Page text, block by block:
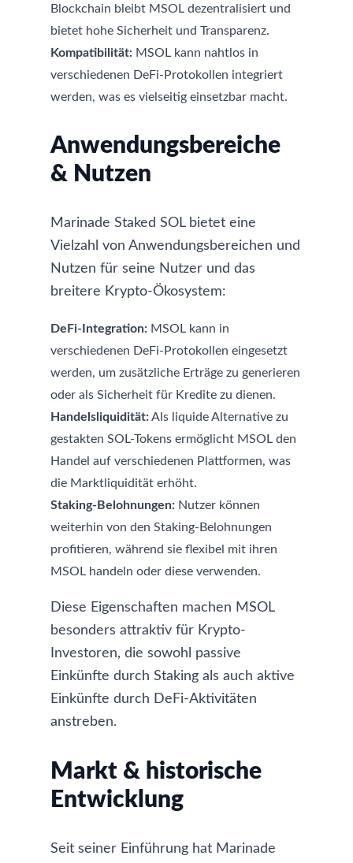
Blockchain bleibt MSOL dezentralisiert und
bietet hohe Sicherheit und Transparenz.
Kompatibilität: MSOL kann nahtlos in
verschiedenen DeFi-Protokollen integriert
werden, was es vielseitig einsetzbar macht.
Anwendungsbereiche
& Nutzen
Marinade Staked SOL bietet eine
Vielzahl von Anwendungsbereichen und
Nutzen für seine Nutzer und das
breitere Krypto-Ökosystem:
DeFi-Integration: MSOL kann in
verschiedenen DeFi-Protokollen eingesetzt
werden, um zusätzliche Erträge zu generieren
oder als Sicherheit für Kredite zu dienen.
Handelsliquidität:Als liquide Alternative zu
gestakten SOL-Tokens ermöglicht MSOL den
Handel auf verschiedenen Plattformen, was
die Marktliquidität erhöht.
Staking-Belohnungen: Nutzer können
weiterhin von den Staking-Belohnungen
profitieren, während sie flexibel mit ihren
MSOL handeln oder diese verwenden.
Diese Eigenschaften machen MSOL
besonders attraktiv für Krypto-
Investoren, die sowohl passive
Einkünfte durch Staking als auch aktive
Einkünfte durch DeFi-Aktivitäten
anstreben.
Markt & historische
Entwicklung
Seit seiner Einführung hat Marinade